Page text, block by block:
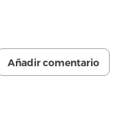
Añadir comentario